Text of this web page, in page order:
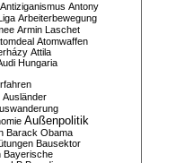
Antiziganismus Antony
Arbeiterbewegung
Armin Laschet
Atomwaffen
Attila
Hungaria
Ausländer
Außenpolitik
Barack Obama
Bausektor
Bayerische